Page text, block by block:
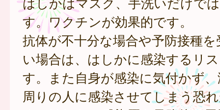
す。ワクチンが効果的です。
抗体が不十分な場合や予防接種
い場合は、はしかに感染するリ
す。また自身が感染に気付かず
周りの人に感染させてしまう恐